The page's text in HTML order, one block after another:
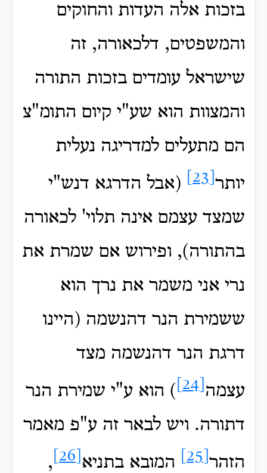
בזכות אלה העדות והחוקים
והמשפטים, דלכאורה, זה
שישראל עומדים בזכות התורה
והמצוות הוא שע"י קיום התומ"צ
הם מתעלים למדריגה נעלית
יותר
(אבל הדרגא דנש"י
שמצד עצמם אינה תלוי' לכאורה
בהתורה), ופירוש אם שמרת את
נרי אני משמר את נרך הוא
ששמירת הנר דהנשמה (היינו
דרגת הנר דהנשמה מצד
עצמה
) הוא ע"י שמירת הנר
דתורה. ויש לבאר זה ע"פ מאמר
הזהר
המובא בתניא
,